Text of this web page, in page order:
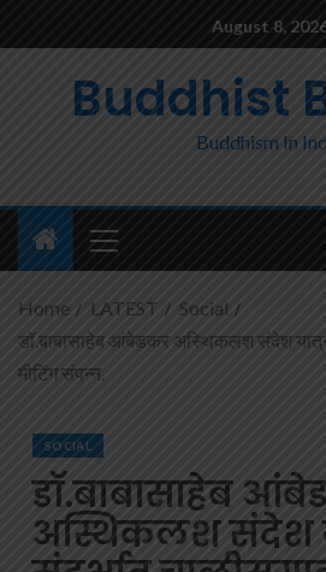
August 8,
Buddhist
Buddhism In
Home LATEST
Social
डॉ.बाबासाहेब आंबेडकर अस्थिकलश संदेश
मीटिंग संपन्न.
SOCIAL
डॉ.बाबासाहेब
अस्थिकलश संदेश